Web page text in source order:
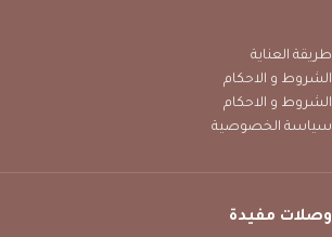
طريقة العناية
الشروط و الاحكام
الشروط و الاحكام
سياسة الخصوصية
وصلات مفيدة